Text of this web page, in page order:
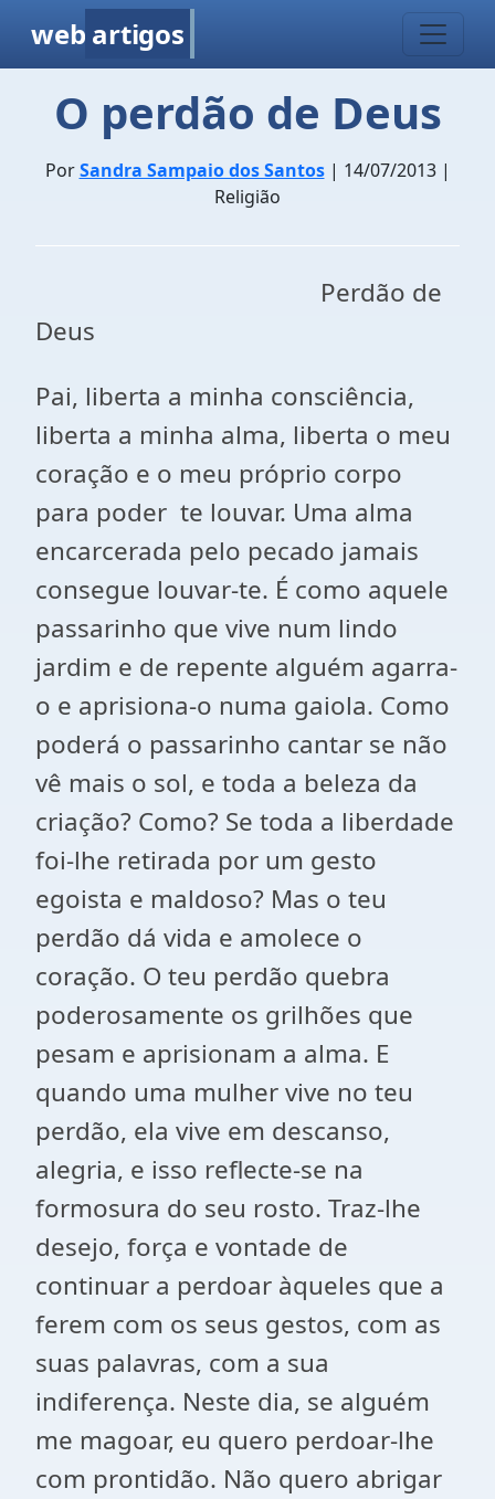
web artigos
O perdão de Deus
PorSandra Sampaio dos Santos| 14/07/2013 |
Religião
Perdão de
Deus
Pai, liberta a minha consciência,
liberta a minha alma, liberta o meu
coração e o meu próprio corpo
para poder te louvar. Uma alma
encarcerada pelo pecado jamais
consegue louvar-te. É como aquele
passarinho que vive num lindo
jardim e de repente alguém agarra-
o e aprisiona-o numa gaiola. Como
poderá o passarinho cantar se não
vê mais o sol, e toda a beleza da
criação? Como? Se toda a liberdade
foi-lhe retirada por um gesto
egoista e maldoso? Mas o teu
perdão dá vida e amolece o
coração. O teu perdão quebra
poderosamente os grilhões que
pesam e aprisionam a alma. E
quando uma mulher vive no teu
perdão, ela vive em descanso,
alegria, e isso reflecte-se na
formosura do seu rosto. Traz-lhe
desejo, força e vontade de
continuar a perdoar àqueles que a
ferem com os seus gestos, com as
suas palavras, com a sua
indiferença. Neste dia, se alguém
me magoar, eu quero perdoar-lhe
com prontidão. Não quero abrigar